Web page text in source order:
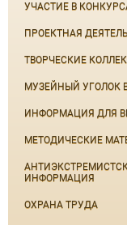
УЧАСТИЕ В
ПРОЕКТНАЯ
ТВОРЧЕСКИЕ
МУЗЕЙНЫЙ УГОЛОК
ИНФОРМАЦИЯ ДЛЯ
МЕТОДИЧЕСКИЕ
ИНФОРМАЦИЯ
ОХРАНА ТРУДА